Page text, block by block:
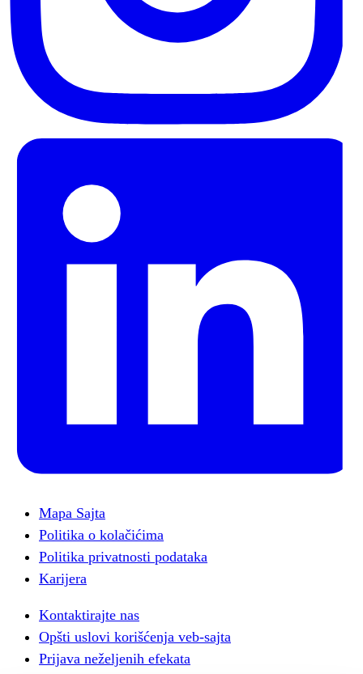
Mapa Sajta
Politika o kolačićima
Politika privatnosti podataka
Karijera
Kontaktirajte nas
Opšti uslovi korišćenja veb-sajta
Prijava neželjenih efekata